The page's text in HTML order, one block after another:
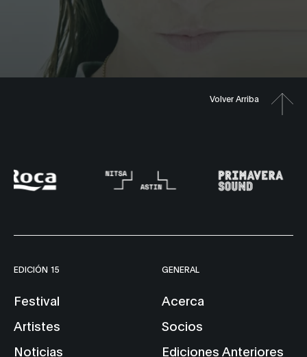
Volver Arriba
EDICIÓN 15
Festival
Artistes
Noticias
GENERAL
Acerca
Socios
Ediciones Anteriores